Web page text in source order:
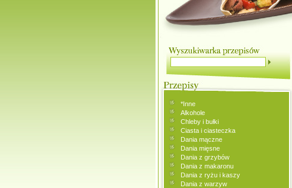
*Inne
Alkohole
Chleby i bułki
Ciasta i ciasteczka
Dania mączne
Dania mięsne
Dania z grzybów
Dania z makaronu
Dania z ryżu i kaszy
Dania z warzyw